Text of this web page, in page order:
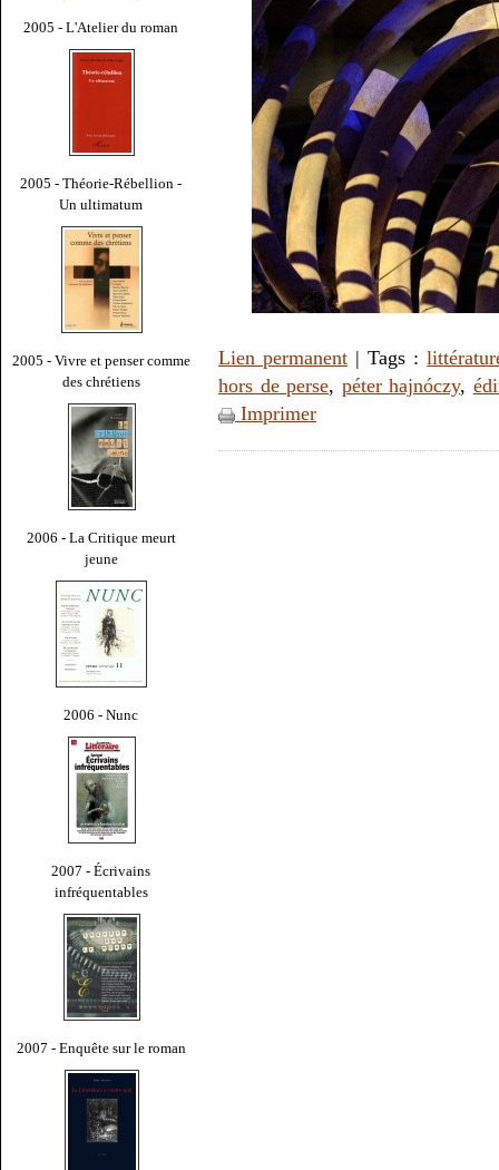
2005 - L'Atelier du roman
2005 - Théorie-Rébellion -
Un ultimatum
2005 - Vivre et penser comme
des chrétiens
2006 - La Critique meurt
jeune
2006 - Nunc
2007 - Écrivains
infréquentables
2007 - Enquête sur le roman
Lien permanent | Tags :
hors de perse, péter hajnóczy,
Imprimer